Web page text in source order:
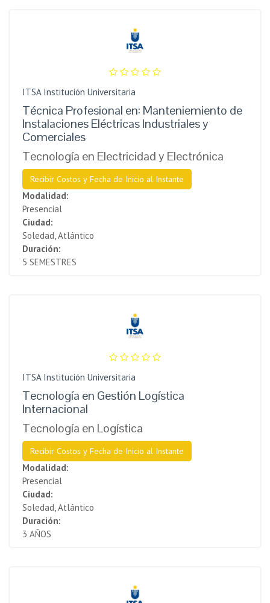
ITSA Institución Universitaria
Técnica Profesional en: Manteniemiento de
Instalaciones Eléctricas Industriales y
Comerciales
Tecnología en Electricidad y Electrónica
Recibir Costos y Fecha de Inicio al Instante
Modalidad:
Presencial
Ciudad:
Soledad, Atlántico
Duración:
5 SEMESTRES
ITSA Institución Universitaria
Tecnología en Gestión Logística
Internacional
Tecnología en Logística
Recibir Costos y Fecha de Inicio al Instante
Modalidad:
Presencial
Ciudad:
Soledad, Atlántico
Duración:
3 AÑOS